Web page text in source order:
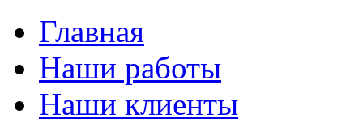
Главная
Наши работы
Наши клиенты